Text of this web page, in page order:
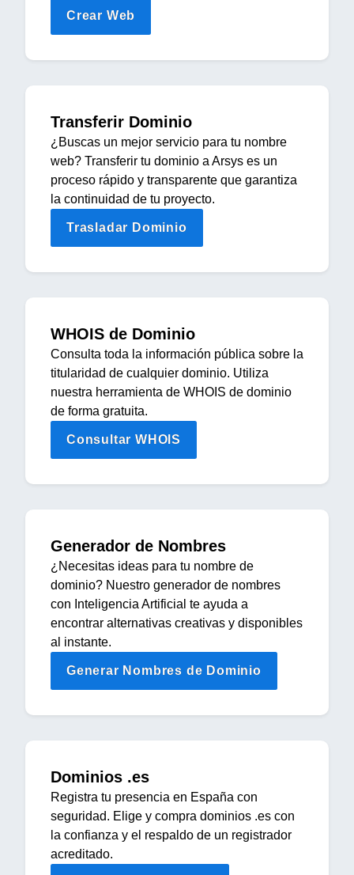
Crear Web
Transferir Dominio
¿Buscas un mejor servicio para tu nombre
web? Transferir tu dominio a Arsys es un
proceso rápido y transparente que garantiza
la continuidad de tu proyecto.
Trasladar Dominio
WHOIS de Dominio
Consulta toda la información pública sobre la
titularidad de cualquier dominio. Utiliza
nuestra herramienta de WHOIS de dominio
de forma gratuita.
Consultar WHOIS
Generador de Nombres
¿Necesitas ideas para tu nombre de
dominio? Nuestro generador de nombres
con Inteligencia Artificial te ayuda a
encontrar alternativas creativas y disponibles
al instante.
Generar Nombres de Dominio
Dominios .es
Registra tu presencia en España con
seguridad. Elige y compra dominios .es con
la confianza y el respaldo de un registrador
acreditado.